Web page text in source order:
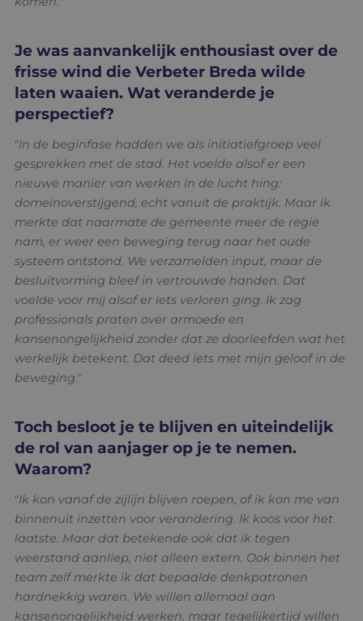
Je was aanvankelijk enthousiast over de
frisse wind die Verbeter Breda wilde
laten waaien. Wat veranderde je
perspectief?
"In de beginfase hadden we als initiatiefgroep veel
gesprekken met de stad. Het voelde alsof er een
nieuwe manier van werken in de lucht hing:
domeinoverstijgend, echt vanuit de praktijk. Maar ik
merkte dat naarmate de gemeente meer de regie
nam, er weer een beweging terug naar het oude
systeem ontstond. We verzamelden input, maar de
besluitvorming bleef in vertrouwde handen. Dat
voelde voor mij alsof er iets verloren ging. Ik zag
professionals praten over armoede en
kansenongelijkheid zonder dat ze doorleefden wat het
werkelijk betekent. Dat deed iets met mijn geloof in de
beweging."
Toch besloot je te blijven en uiteindelijk
de rol van aanjager op je te nemen.
Waarom?
"Ik kon vanaf de zijlijn blijven roepen, of ik kon me van
binnenuit inzetten voor verandering. Ik koos voor het
laatste. Maar dat betekende ook dat ik tegen
weerstand aanliep, niet alleen extern. Ook binnen het
team zelf merkte ik dat bepaalde denkpatronen
hardnekkig waren. We willen allemaal aan
kansenongelijkheid werken, maar tegelijkertijd willen